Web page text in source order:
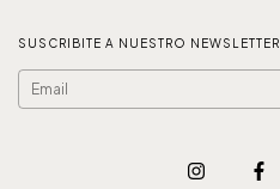
SUSCRIBITE A NUESTRO NEWSLETTER